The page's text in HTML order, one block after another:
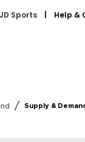
Sports Help &
/ Supply &